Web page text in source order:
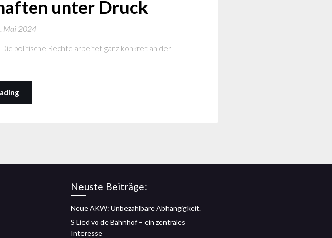
unter Druck
Mai 2024
politische Rechte arbeitet ganz konkret an der
Neuste Beiträge:
Neue AKW: Unbezahlbare Abhängigkeit.
S Lied vo de Bahnhöf – ein zentrales
Interesse